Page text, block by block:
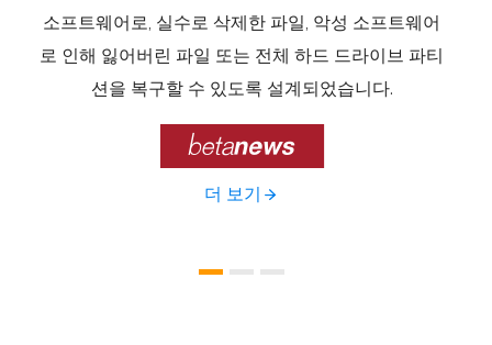
소프트웨어로, 실수로 삭제한 파일, 악성 소프트웨어
로 인해 잃어버린 파일 또는 전체 하드 드라이브 파티
션을 복구할 수 있도록 설계되었습니다.

더 보기